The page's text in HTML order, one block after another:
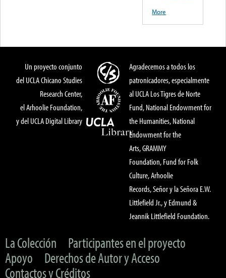
More
Un proyecto conjunto
del UCLA Chicano Studies
Research Center,
el Arhoolie Foundation,
y del UCLA Digital Library
Agradecemos a todos los
patronicadores, especialmente
al UCLA Los Tigres de Norte
Fund, National Endowment for
the Humanities, National
Endowment for the
Arts, GRAMMY
Foundation, Fund for Folk
Culture, Arhoolie
Records, Señor y la Señora E.W.
Littlefield Jr., y Edmund &
Jeannik Littlefield Foundation.
La Colección
Participantes en el proyecto
Apoyo
Derechos de Autor y Acceso
Contactos y Créditos